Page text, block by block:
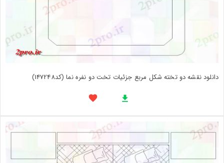
دانلود نقشه دو تخته شکل مربع جزئیات تخت دو نفره نما (کد147248)